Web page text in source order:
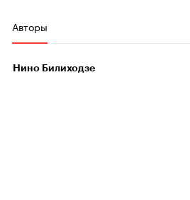
Авторы
Нино Билиходзе